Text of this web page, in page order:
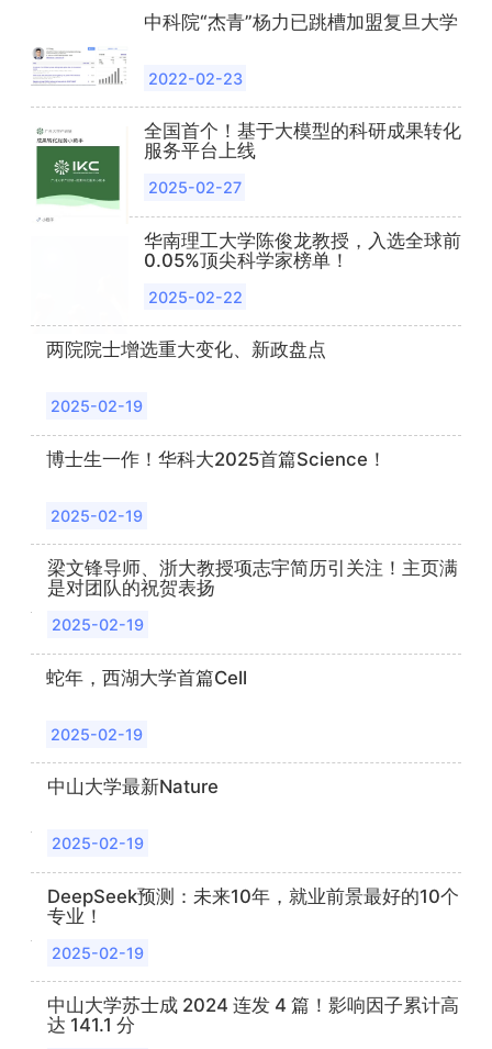
中科院“杰青”杨力已跳槽加盟复旦大学
2022-02-23
全国首个！基于大模型的科研成果转化
服务平台上线
2025-02-27
华南理工大学陈俊龙教授，入选全球前
0.05%顶尖科学家榜单！
2025-02-22
两院院士增选重大变化、新政盘点
博士生一作！华科大2025首篇
梁文锋导师、浙大教授项志宇简历引关注！主页满
是对团队的祝贺表扬
2025-02-19
蛇年，西湖大学首篇Cell
中山大学最新Nature
2025-02-19
DeepSeek预测：未来10年，就业前景最好的10个
专业！
2025-02-19
中山大学苏士成 2024 连发 4 篇！影响因子累计高
达 141.1 分